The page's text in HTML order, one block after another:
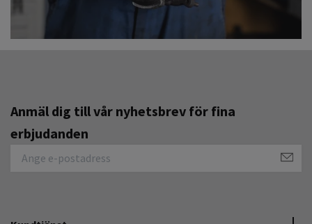
Anmäl dig till vår nyhetsbrev för fina
erbjudanden